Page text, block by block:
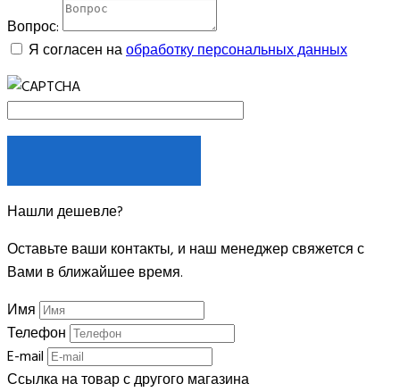
Вопрос:
Я согласен наобработку персональных данных
Нашли дешевле?
Оставьте ваши контакты, и наш менеджер свяжется с
Вами в ближайшее время.
Имя
Телефон
E-mail
Ссылка на товар с другого магазина